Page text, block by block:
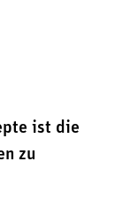
ist die
zu